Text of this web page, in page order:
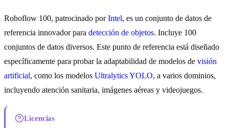
Roboflow 100, patrocinado porIntel, es un conjunto de datos de
referencia innovador para detección de objetos. Incluye 100
conjuntos de datos diversos. Este punto de referencia está diseñado
específicamente para probar la adaptabilidad de modelos de visión
artificial, como los modelos Ultralytics YOLO, a varios dominios,
incluyendo atención sanitaria, imágenes aéreas y videojuegos.
Licencias